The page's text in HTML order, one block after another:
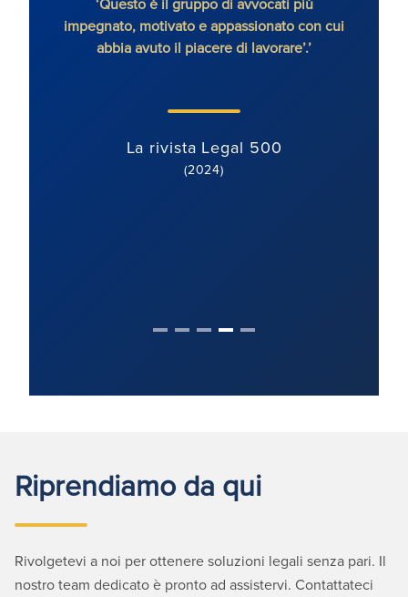
impegnato, motivato e appassionato con cui
abbia avuto il piacere di lavorare’.’
La rivista Legal 500
(2024)
Riprendiamo da qui
Rivolgetevi a noi per ottenere soluzioni legali senza pari. Il
nostro team dedicato è pronto ad assistervi. Contattateci